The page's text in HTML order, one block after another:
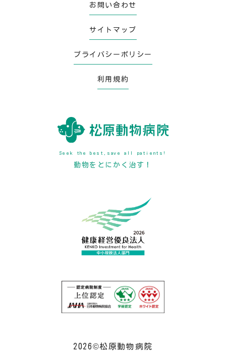
お問い合わせ
サイトマップ
プライバシーポリシー
利用規約
Seek the best,save all patients!
動物をとにかく治す！
2026©松原動物病院